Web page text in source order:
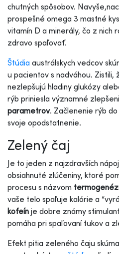
chutných spôsobov.
prospešné omega 3 mastné
vitamín D a minerály, čo z nich
zdravo spaľovať.
Štúdia austrálskych vedcov
u pacientov s nadváhou. Zistili,
nezlepšujú hladiny glukózy
rýb priniesla významné
parametrov. Začlenenie rýb
svoje opodstatnenie.
Zelený čaj
Je to jeden z najzdravších
obsiahnuté zlúčeniny, ktoré
procesu s názvom
vaše telo spaľuje kalórie a
kofeín je dobre známy
pomáha pri spaľovaní tukov a
Efekt pitia zeleného čaju